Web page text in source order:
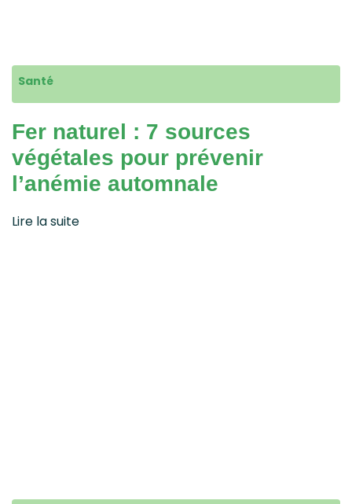
Santé
Fer naturel : 7 sources
végétales pour prévenir
l’anémie automnale
Lire la suite